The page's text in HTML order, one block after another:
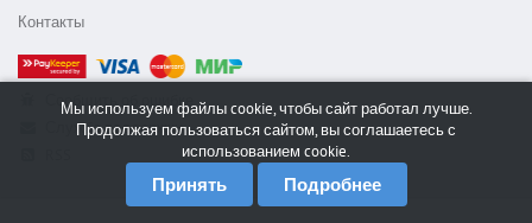
Контакты
Сообщить об ошибке
Служба поддержки
Мы используем файлы cookie, чтобы сайт работал лучше.
Продолжая пользоваться сайтом, вы соглашаетесь с
использованием cookie.
Принять Подробнее